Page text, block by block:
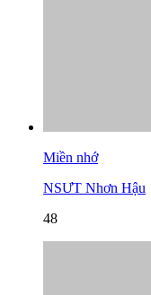
Miền nhớ
NSƯT Nhơn Hậu
48